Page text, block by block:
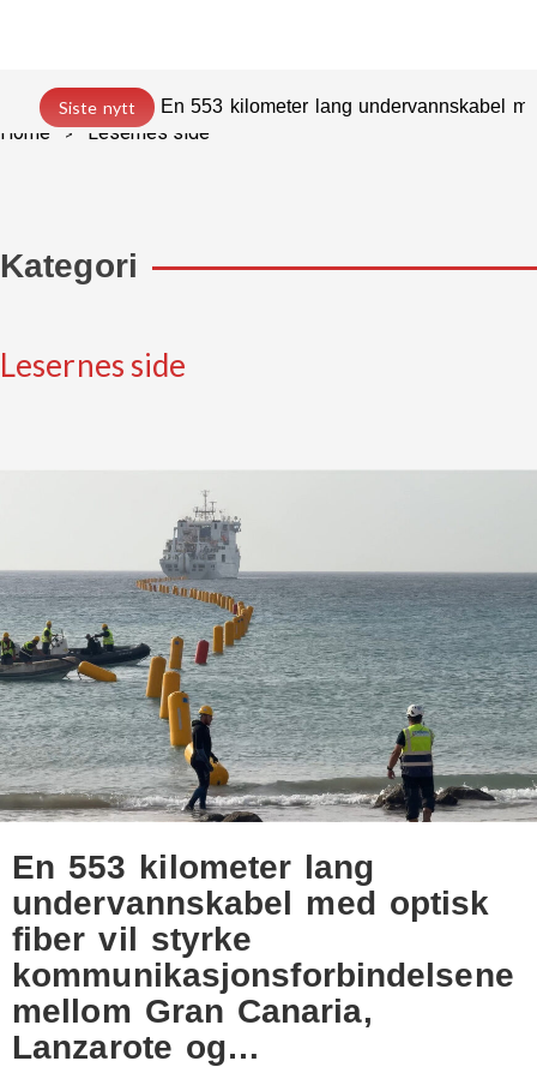
Siste nytt En 553 kilometer lang undervannskabel
Home Lesernes side
Kategori
Lesernes side
En 553 kilometer lang
undervannskabel med optisk
fiber vil styrke
kommunikasjonsforbindelsene
mellom Gran Canaria,
Lanzarote og…